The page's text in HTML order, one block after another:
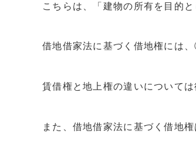
こちらは、「建物の所有を目的
借地借家法に基づく借地権には
賃借権と地上権の違いについて
また、借地借家法に基づく借地